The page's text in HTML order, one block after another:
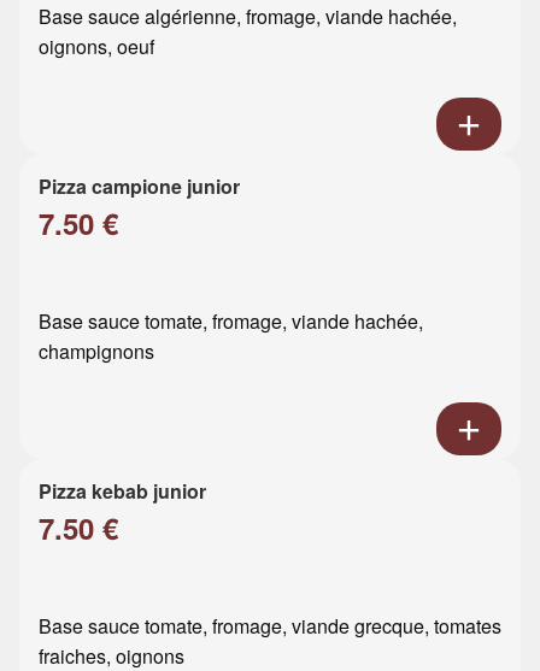
Base sauce algérienne, fromage, viande hachée,
oignons, oeuf
Pizza campione junior
7.50 €
Base sauce tomate, fromage, viande hachée,
champignons
Pizza kebab junior
7.50 €
Base sauce tomate, fromage, viande grecque, tomates
fraiches, oignons